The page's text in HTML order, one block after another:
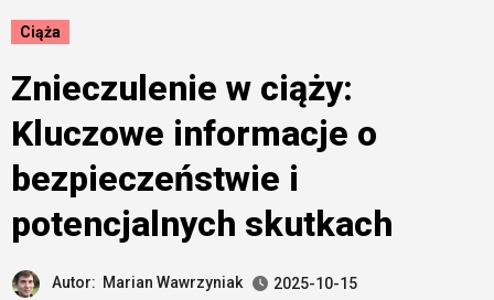
Ciąża
Znieczulenie w ciąży:
Kluczowe informacje o
bezpieczeństwie i
potencjalnych skutkach
Autor: Marian Wawrzyniak 2025-10-15